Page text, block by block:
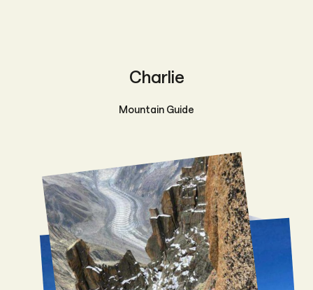
Charlie
Mountain Guide